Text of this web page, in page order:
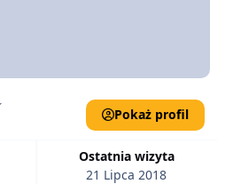
Ostatnia wizyta
21 Lipca 2018
Pokaż profil